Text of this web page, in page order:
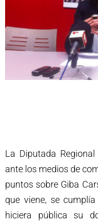
La Diputada
ante los medios de
puntos sobre Giba
que viene, se
hiciera pública su